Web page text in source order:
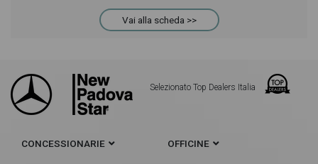
Vai alla scheda >>
Selezionato Top Dealers Italia
CONCESSIONARIE OFFICINE